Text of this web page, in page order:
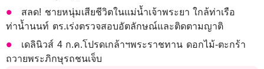
สลด! ชายหนุ่มเสียชีวิตในแม่น้ำเจ้าพระยา ใกล้ท่าเรือ
ท่าน้ำนนท์ ตร.เร่งตรวจสอบอัตลักษณ์และติดตามญาติ
เดลินิวส์ 4 ก.ค.โปรดเกล้าฯพระราชทาน ดอกไม้-ตะกร้า
ถวายพระภิกษุรถชนเจ็บ